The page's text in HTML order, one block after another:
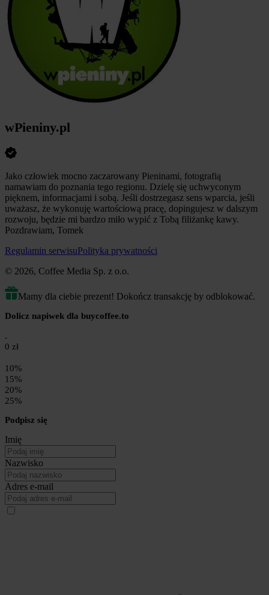
wPieniny.pl
Jako człowiek mocno zaczarowany Pieninami, fotografią
namawiam do poznania tego regionu. Dzielę się uchwyconym
pięknem, informacjami i sobą. Jeśli dostrzegasz sens wparcia, jeśli
uważasz, że wykonuję wartościową pracę, dopingujesz w dalszym
rozwoju, będzie mi bardzo miło wypić z Tobą filiżankę kawy.
Pozdrawiam, Tomek
Regulamin serwisuPolityka prywatności
© 2026, Coffee Media Sp. z o.o.
Mamy dla ciebie prezent! Dokończ transakcję by odblokować.
Dolicz napiwek dla buycoffee.to
0 zł
10%
15%
20%
25%
Podpisz się
Imię
Nazwisko
Adres e-mail